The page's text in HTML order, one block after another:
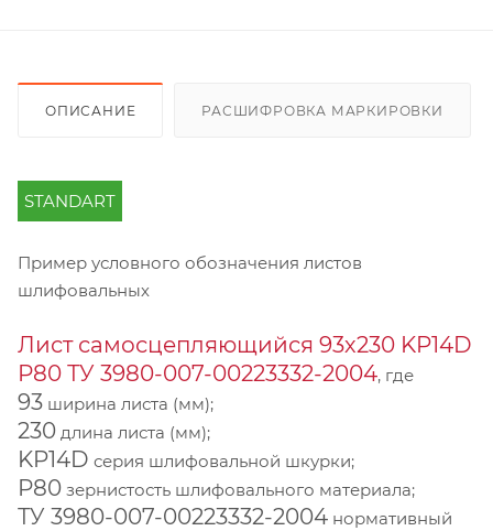
ОПИСАНИЕ РАСШИФРОВКА МАРКИРОВКИ
STANDART
Пример условного обозначения листов
шлифовальных
Лист самосцепляющийся 93х230 KP14D
Р80 ТУ 3980-007-00223332-2004, где
93 ширина листа (мм);
230 длина листа (мм);
KP14D серия шлифовальной шкурки;
Р80 зернистость шлифовального материала;
ТУ 3980-007-00223332-2004 нормативный